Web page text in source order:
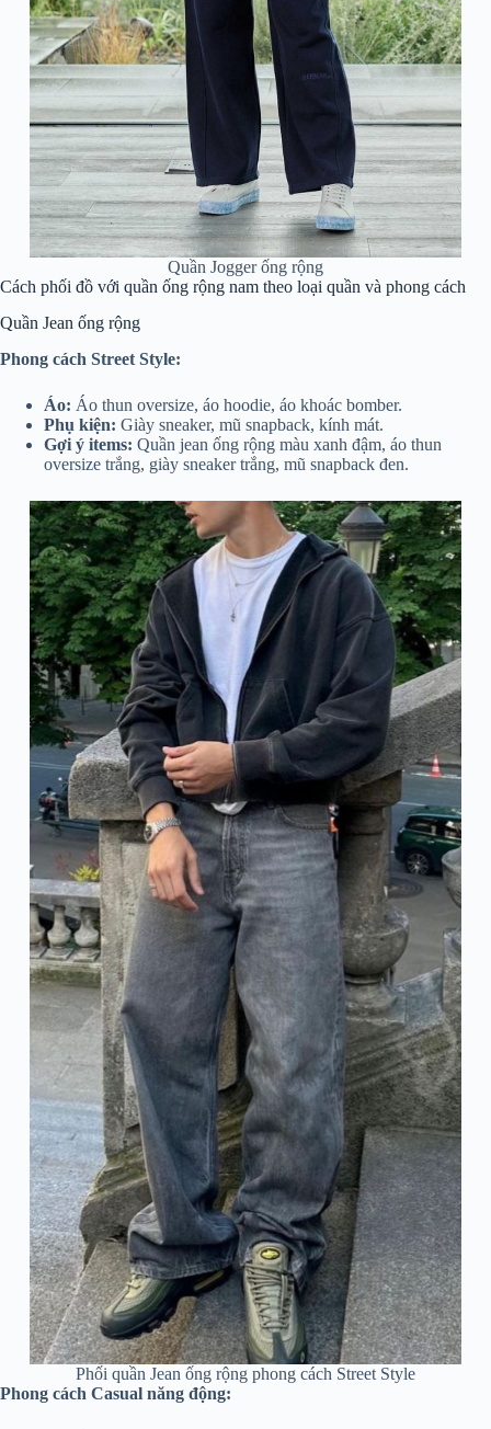
Quần Jogger ống rộng
Cách phối đồ với quần ống rộng nam theo loại quần và phong cách
Quần Jean ống rộng
Phong cách Street Style:
Áo: Áo thun oversize, áo hoodie, áo khoác bomber.
Phụ kiện: Giày sneaker, mũ snapback, kính mát.
Gợi ý items: Quần jean ống rộng màu xanh đậm, áo thun
oversize trắng, giày sneaker trắng, mũ snapback đen.
Phối quần Jean ống rộng phong cách Street Style
Phong cách Casual năng động: